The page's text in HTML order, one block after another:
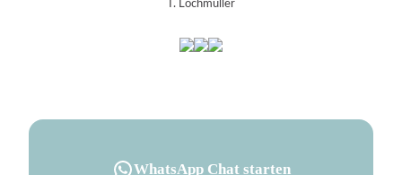
T. Lochmüller
WhatsApp
WhatsApp Chat starten